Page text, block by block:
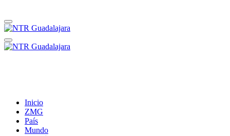
Inicio
ZMG
País
Mundo